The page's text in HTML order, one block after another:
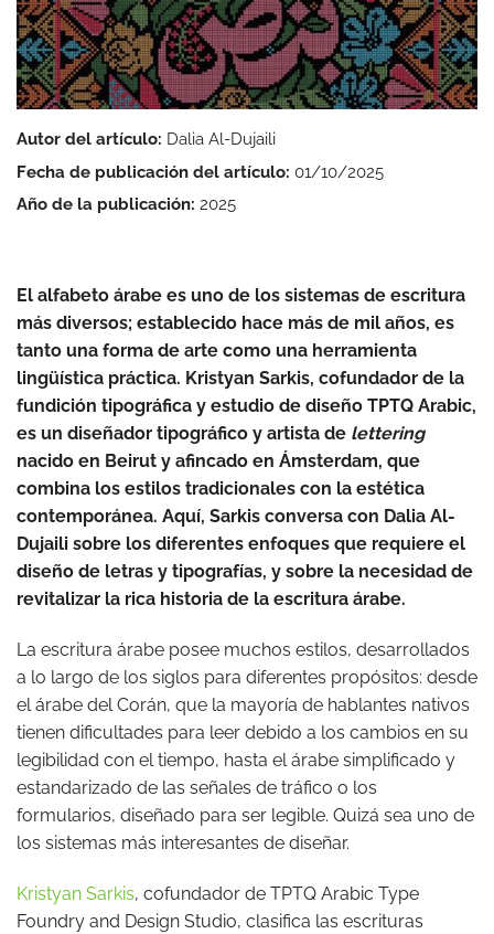
Autor del artículo: Dalia Al-Dujaili
Fecha de publicación del artículo: 01/10/2025
Año de la publicación: 2025
El alfabeto árabe es uno de los sistemas de escritura
más diversos; establecido hace más de mil años, es
tanto una forma de arte como una herramienta
lingüística práctica. Kristyan Sarkis, cofundador de la
fundición tipográfica y estudio de diseño TPTQ Arabic,
es un diseñador tipográfico y artista de lettering
nacido en Beirut y afincado en Ámsterdam, que
combina los estilos tradicionales con la estética
contemporánea. Aquí, Sarkis conversa con Dalia Al-
Dujaili sobre los diferentes enfoques que requiere el
diseño de letras y tipografías, y sobre la necesidad de
revitalizar la rica historia de la escritura árabe.
La escritura árabe posee muchos estilos, desarrollados
a lo largo de los siglos para diferentes propósitos: desde
el árabe del Corán, que la mayoría de hablantes nativos
tienen dificultades para leer debido a los cambios en su
legibilidad con el tiempo, hasta el árabe simplificado y
estandarizado de las señales de tráfico o los
formularios, diseñado para ser legible. Quizá sea uno de
los sistemas más interesantes de diseñar.
Kristyan Sarkis, cofundador de TPTQ Arabic Type
Foundry and Design Studio, clasifica las escrituras